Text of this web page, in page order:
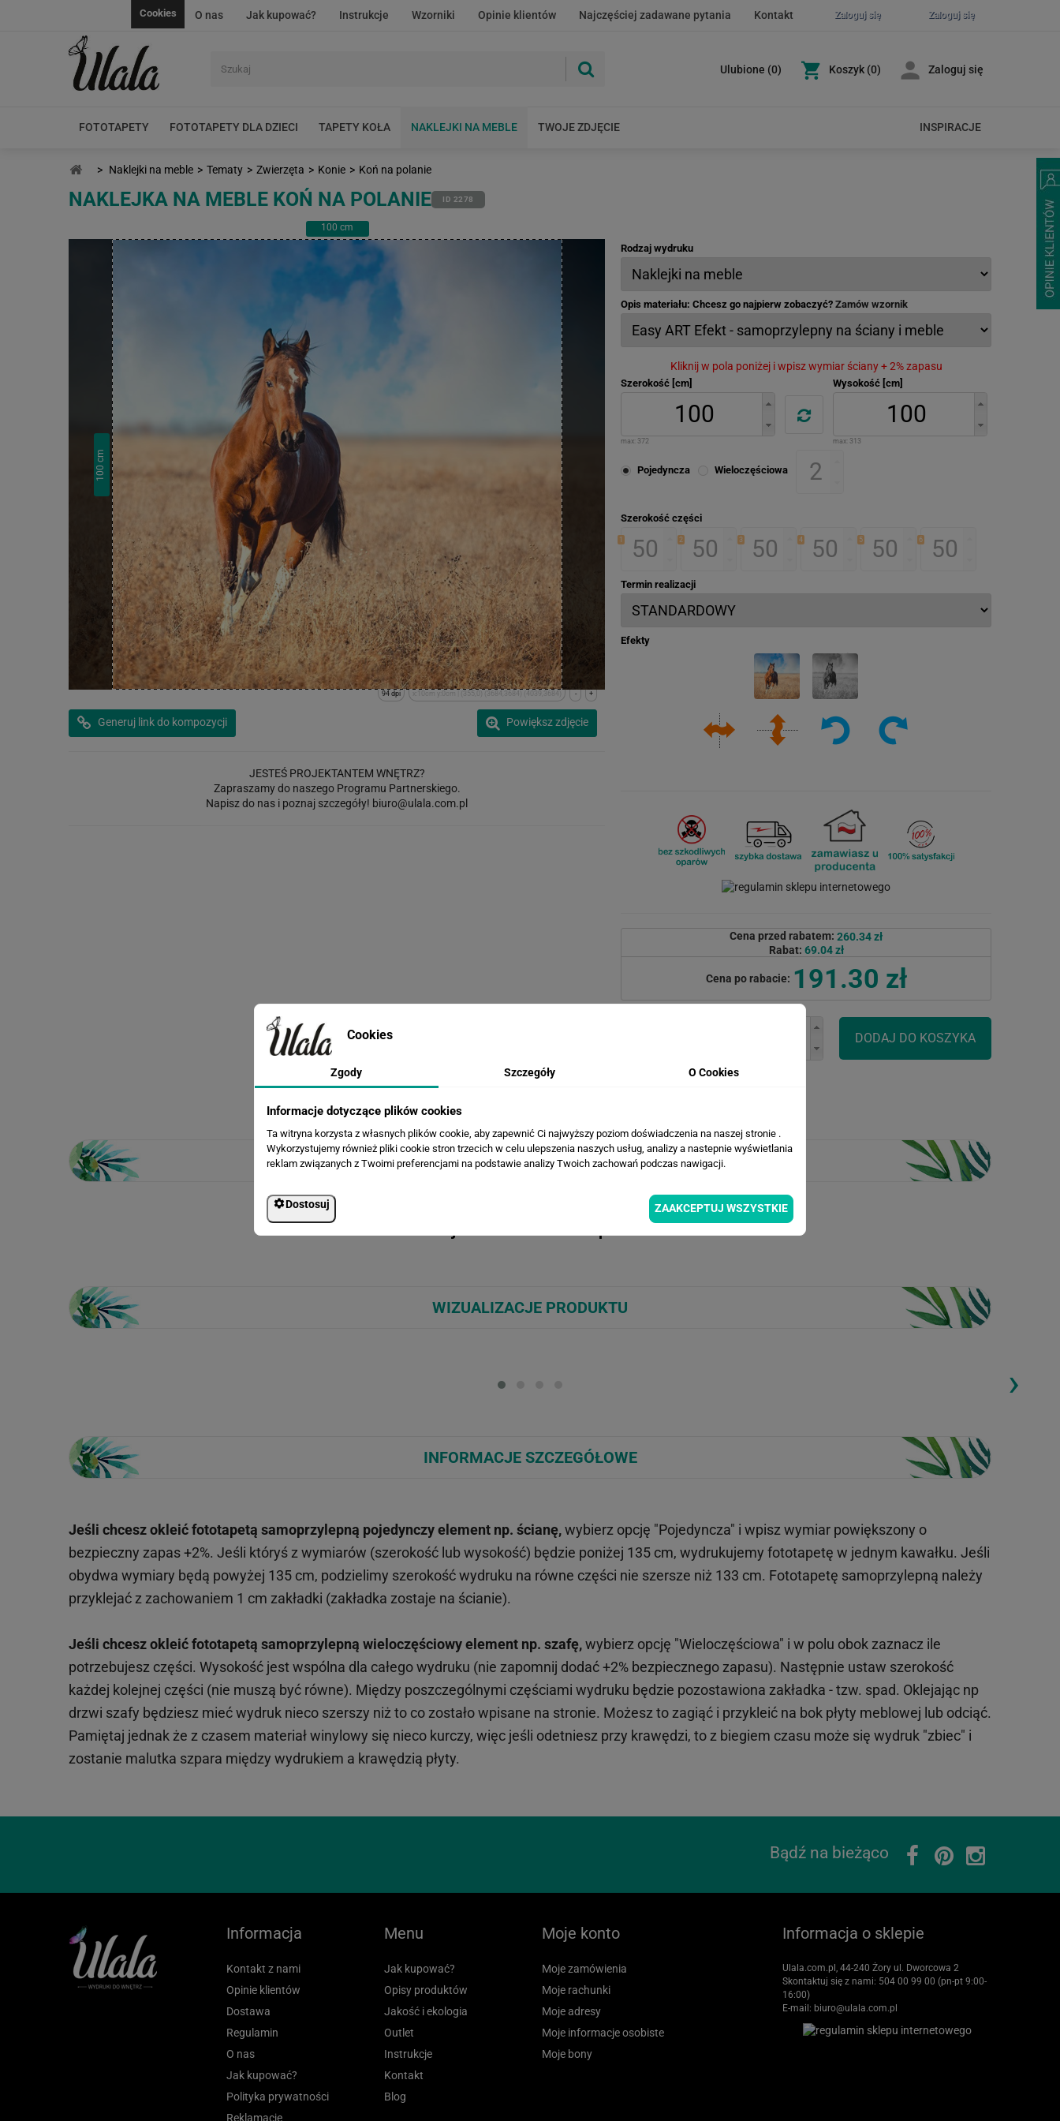
Zaloguj się
Zaloguj się
O nas Jak kupować? Instrukcje Wzorniki Opinie klientów Najczęściej zadawane pytania Kontakt
Cookies
Ulubione (0) Koszyk (0) Zaloguj się
FOTOTAPETY FOTOTAPETY DLA DZIECI TAPETY KOŁA NAKLEJKI NA MEBLE TWOJE ZDJĘCIE INSPIRACJE
> Naklejki na meble > Tematy > Zwierzęta > Konie > Koń na polanie
NAKLEJKA NA MEBLE KOŃ NA POLANIE ID 2278
100 cm
100
cm
+
-
x:10cm y:0cm | (355,0) (3684,3684) (4039,3684)
94 dpi
Powiększ zdjęcie
Generuj link do kompozycji
JESTEŚ PROJEKTANTEM WNĘTRZ?
Zapraszamy do naszego Programu Partnerskiego.
Napisz do nas i poznaj szczegóły! biuro@ulala.com.pl
Rodzaj wydruku
Opis materiału: Chcesz go najpierw zobaczyć? Zamów wzornik
Kliknij w pola poniżej i wpisz wymiar ściany + 2% zapasu
Szerokość [cm]
max: 372
Wysokość [cm]
max: 313
Pojedyncza Wieloczęściowa
Szerokość części
1 2 3 4 5 6
Termin realizacji
Efekty
Cena przed rabatem: 260.34 zł
Rabat: 69.04 zł
Cena po rabacie: 191.30 zł
OPIS ZDJĘCIA
WIZUALIZACJE PRODUKTU
Loading...
›
INFORMACJE SZCZEGÓŁOWE
Jeśli chcesz okleić fototapetą samoprzylepną pojedynczy element np. ścianę,wybierz opcję "Pojedyncza" i wpisz wymiar powiększony o
bezpieczny zapas +2%. Jeśli któryś z wymiarów (szerokość lub wysokość) będzie poniżej 135 cm, wydrukujemy fototapetę w jednym kawałku. Jeśli
obydwa wymiary będą powyżej 135 cm, podzielimy szerokość wydruku na równe części nie szersze niż 133 cm. Fototapetę samoprzylepną należy
przyklejać z zachowaniem 1 cm zakładki (zakładka zostaje na ścianie).
Jeśli chcesz okleić fototapetą samoprzylepną wieloczęściowy element np. szafę,wybierz opcję "Wieloczęściowa" i w polu obok zaznacz ile
potrzebujesz części. Wysokość jest wspólna dla całego wydruku (nie zapomnij dodać +2% bezpiecznego zapasu). Następnie ustaw szerokość
każdej kolejnej części (nie muszą być równe). Między poszczególnymi częściami wydruku będzie pozostawiona zakładka - tzw. spad. Oklejając np
drzwi szafy będziesz mieć wydruk nieco szerszy niż to co zostało wpisane na stronie. Możesz to zagiąć i przykleić na bok płyty meblowej lub odciąć.
Pamiętaj jednak że z czasem materiał winylowy się nieco kurczy, więc jeśli odetniesz przy krawędzi, to z biegiem czasu może się wydruk "zbiec" i
zostanie malutka szpara między wydrukiem a krawędzią płyty.
Bądź na bieżąco
Informacja
Kontakt z nami
Opinie klientów
Dostawa
Regulamin
O nas
Jak kupować?
Polityka prywatności
Reklamacje
Menu
Jak kupować?
Opisy produktów
Jakość i ekologia
Outlet
Instrukcje
Kontakt
Blog
Moje konto
Moje zamówienia
Moje rachunki
Moje adresy
Moje informacje osobiste
Moje bony
Informacja o sklepie
Ulala.com.pl, 44-240 Żory ul. Dworcowa 2
Skontaktuj się z nami: 504 00 99 00 (pn-pt 9:00-
16:00)
E-mail: biuro@ulala.com.pl
Cookies
Zgody Szczegóły O Cookies
Informacje dotyczące plików cookies
Ta witryna korzysta z własnych plików cookie, aby zapewnić Ci najwyższy poziom doświadczenia na naszej stronie .
Wykorzystujemy również pliki cookie stron trzecich w celu ulepszenia naszych usług, analizy a nastepnie wyświetlania
reklam związanych z Twoimi preferencjami na podstawie analizy Twoich zachowań podczas nawigacji.
Dostosuj ZAAKCEPTUJ WSZYSTKIE